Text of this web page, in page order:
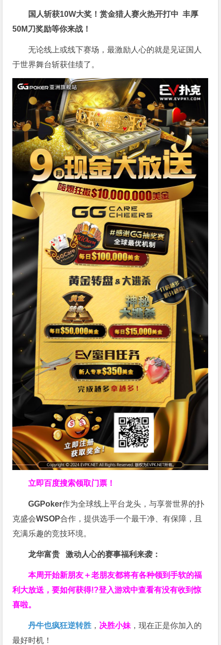
国人斩获10W大奖！赏金猎人赛火热开打中 丰厚
50M刀奖励等你来战！
无论线上或线下赛场，最激励人心的就是见证国人
于世界舞台斩获佳绩了。
立即百度搜索领取门票！
GGPoker作为全球线上平台龙头，与享誉世界的扑
克盛会WSOP合作，提供选手一个最干净、有保障，且
充满乐趣的竞技环境。
龙华富贵 激动人心的赛事福利来袭：
本周开始新朋友＋老朋友都将有各种领到手软的福
利大放送，要如何获得!?登入游戏中查看有没有收到惊
喜啦。
丹牛也疯狂逆转胜 ， 决胜小妹 ，现在正是你加入的
最好时机！